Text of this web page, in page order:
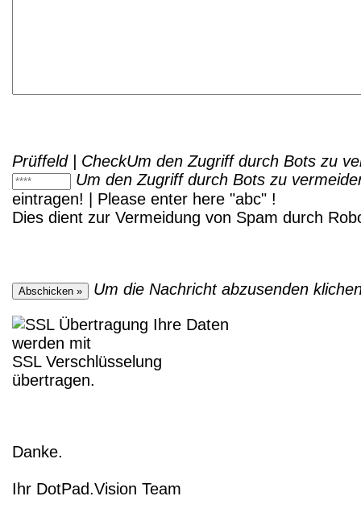
Prüffeld | CheckUm den Zugriff durch Bots zu
Um den Zugriff durch Bots zu
eintragen! | Please enter here "abc" !
Dies dient zur Vermeidung von Spam durch
Um die Nachricht abzusenden
Ihre Daten
werden mit
SSL Verschlüsselung
übertragen.
Danke.
Ihr DotPad.Vision Team